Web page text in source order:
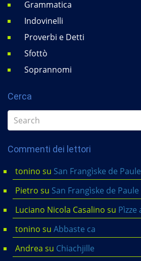
Grammatica
Indovinelli
Proverbi e Detti
Sfottò
Soprannomi
Cerca
Commenti dei lettori
tonino su San Frangìske de Paule
Pietro su San Frangìske de Paule
Luciano Nicola Casalino su Pìzze
tonino su Abbaste ca
Andrea su Chiachjille